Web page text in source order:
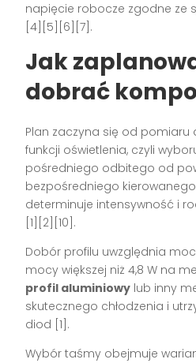
napięcie robocze zgodne ze
[4][5][6][7].
Jak
dobrać
Plan zaczyna się od pomiaru
funkcji oświetlenia, czyli
pośredniego odbitego od
bezpośredniego
determinuje intensywność i
[1][2][10].
Dobór profilu uwzględnia
mocy większej niż 4,8 W na
profil aluminiowy lub inny
skutecznego chłodzenia i
diod [1].
Wybór taśmy obejmuje